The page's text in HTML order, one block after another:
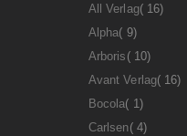
All Verlag 16Artikel
Alpha 9Artikel
Arboris 10Artikel
Avant Verlag 16
Bocola
1Artikel
Carlsen 4Artikel